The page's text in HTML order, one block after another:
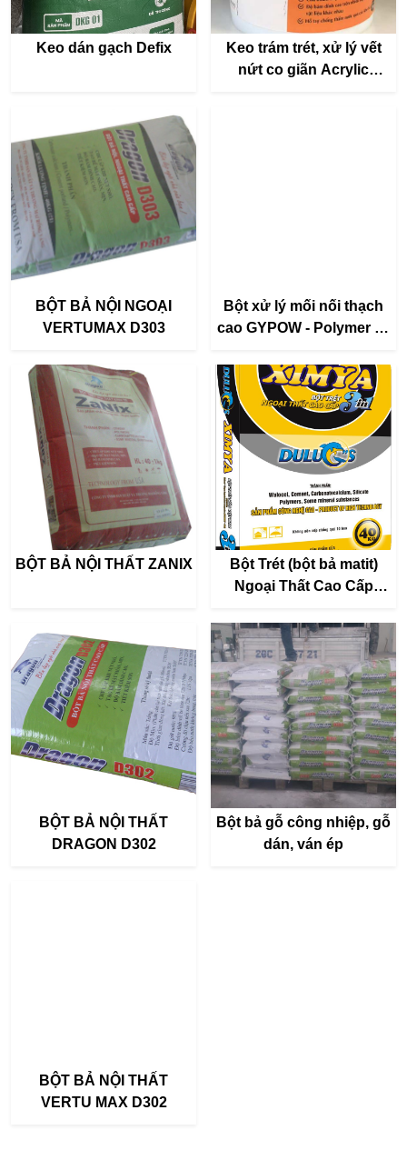
Keo dán gạch Defix
Keo trám trét, xử lý vết
nứt co giãn Acrylic
BỘT BẢ NỘI NGOẠI
VERTUMAX D303
Bột xử lý mối nối thạch
cao GYPOW - Polymer G-
BỘT BẢ NỘI THẤT ZANIX
Bột Trét (bột bả matit)
Ngoại Thất Cao Cấp
BỘT BẢ NỘI THẤT
DRAGON D302
Bột bả gỗ công nhiệp, gỗ
dán, ván ép
BỘT BẢ NỘI THẤT
VERTU MAX D302